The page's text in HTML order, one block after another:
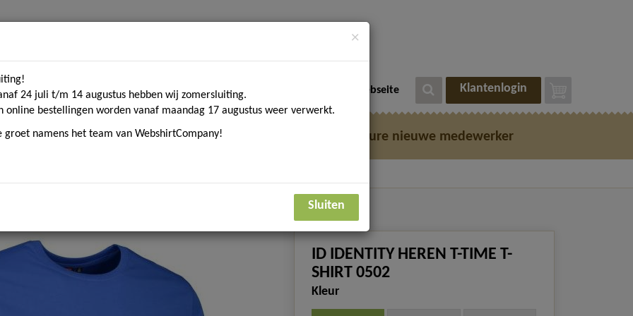
Home Contact Over ons Merken Deutsche Webseite Klantenlogin
textiel Sport gerelateerde textiel Vacature nieuwe medewerker
ID IDENTITY HEREN T-TIME T-
SHIRT 0502
Kleur
×
24 juli t/m 14 augustus hebben wij zomersluiting.
online bestellingen worden vanaf maandag 17 augustus weer verwerkt.
groet namens het team van WebshirtCompany!
Sluiten